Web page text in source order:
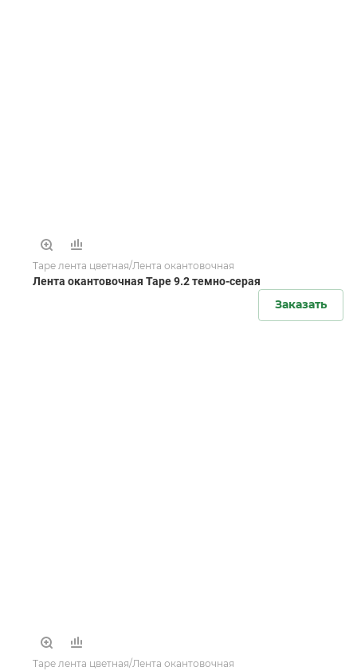
Tape лента цветная/Лента окантовочная
Лента окантовочная Tape 9.2 темно-серая
Заказать
Tape лента цветная/Лента окантовочная